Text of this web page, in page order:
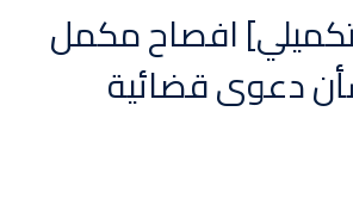
افصاح مكمل
دعوى قضائية